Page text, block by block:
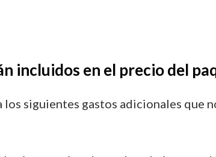
incluidos en el precio del
siguientes gastos adicionales que